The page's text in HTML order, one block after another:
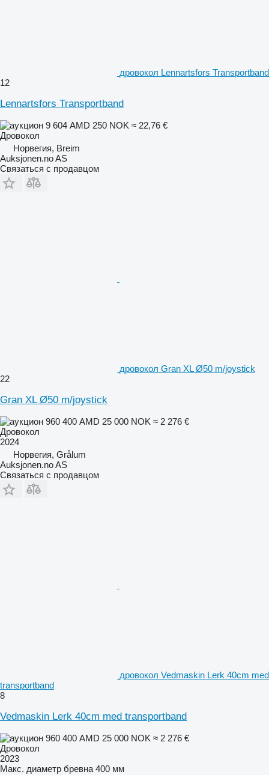
дровокол Lennartsfors Transportband
12
Lennartsfors Transportband
9 604 AMD 250 NOK ≈ 22,76 €
Дровокол
Норвегия, Breim
Auksjonen.no AS
Связаться с продавцом
дровокол Gran XL Ø50 m/joystick
22
Gran XL Ø50 m/joystick
960 400 AMD 25 000 NOK ≈ 2 276 €
Дровокол
2024
Норвегия, Grålum
Auksjonen.no AS
Связаться с продавцом
дровокол Vedmaskin Lerk 40cm med
transportband
8
Vedmaskin Lerk 40cm med transportband
960 400 AMD 25 000 NOK ≈ 2 276 €
Дровокол
2023
Макс. диаметр бревна 400 мм